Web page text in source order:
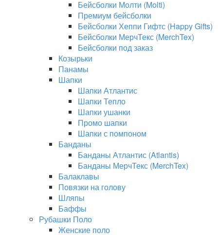
Бейсболки Молти (Molti)
Премиум бейсболки
Бейсболки Хеппи Гифтс (Happy Gifts)
Бейсболки МерчТекс (MerchTex)
Бейсболки под заказ
Козырьки
Панамы
Шапки
Шапки Атлантис
Шапки Тепло
Шапки ушанки
Промо шапки
Шапки с помпоном
Банданы
Банданы Атлантис (Atlantis)
Банданы МерчТекс (MerchTex)
Балаклавы
Повязки на голову
Шляпы
Баффы
Рубашки Поло
Женские поло